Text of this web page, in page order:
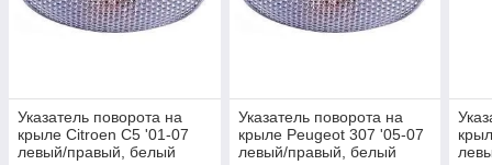
Указатель поворота на
крыле Citroen C5 '01-07
левый/правый, белый
Указатель поворота на
крыле Peugeot 307 '05-07
левый/правый, белый